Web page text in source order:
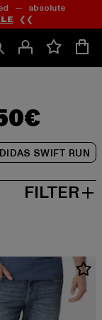
— absolute
❮❮
SWIFT RUN
FILTER